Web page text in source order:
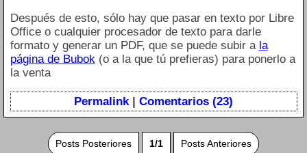
Después de esto, sólo hay que pasar en texto por Libre
Office o cualquier procesador de texto para darle
formato y generar un PDF, que se puede subir a la
página de Bubok (o a la que tú prefieras) para ponerlo a
la venta
Permalink | Comentarios (23)
Posts Posteriores 1/1 Posts Anteriores